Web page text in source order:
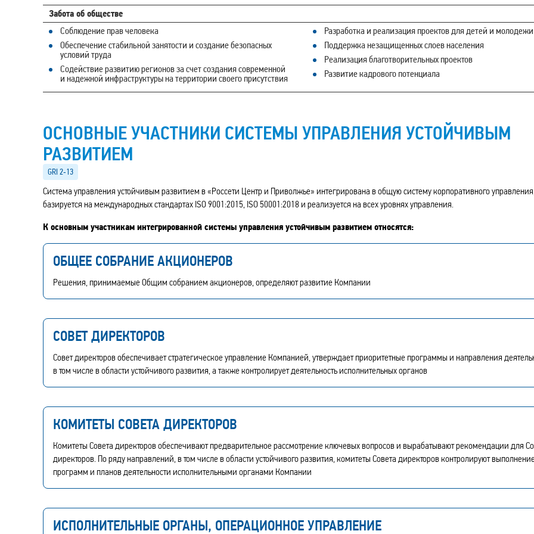
Забота об обществе
Соблюдение прав человека
Обеспечение стабильной занятости и создание безопасных
условий труда
Содействие развитию регионов за счет создания современной
и надежной инфраструктуры на территории своего присутствия
Разработка и реализация проектов для детей и молодежи
Поддержка незащищенных слоев населения
Реализация благотворительных проектов
Развитие кадрового потенциала
ОСНОВНЫЕ УЧАСТНИКИ СИСТЕМЫ УПРАВЛЕНИЯ УСТОЙЧИВЫМ
РАЗВИТИЕМ
GRI 2‑13
Система управления устойчивым развитием в «Россети Центр и Приволжье» интегрирована в общую систему корпоративного
базируется на международных стандартах ISO 9001:2015, ISO 50001:2018 и реализуется на всех уровнях управления.
К основным участникам интегрированной системы управления устойчивым развитием относятся:
ОБЩЕЕ СОБРАНИЕ АКЦИОНЕРОВ
Решения, принимаемые Общим собранием акционеров, определяют развитие Компании
СОВЕТ ДИРЕКТОРОВ
Совет директоров обеспечивает стратегическое управление Компанией, утверждает приоритетные программы и направления
в том числе в области устойчивого развития, а также контролирует деятельность исполнительных органов
КОМИТЕТЫ СОВЕТА ДИРЕКТОРОВ
Комитеты Совета директоров обеспечивают предварительное рассмотрение ключевых вопросов и вырабатывают рекомендации для
директоров. По ряду направлений, в том числе в области устойчивого развития, комитеты Совета директоров контролируют
программ и планов деятельности исполнительными органами Компании
ИСПОЛНИТЕЛЬНЫЕ ОРГАНЫ, ОПЕРАЦИОННОЕ УПРАВЛЕНИЕ